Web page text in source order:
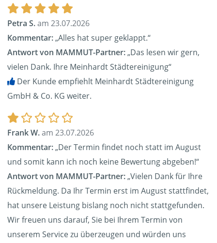
Petra S.am 23.07.2026
Kommentar:„Alles hat super geklappt.“
Antwort von MAMMUT-Partner:„Das lesen wir gern,
vielen Dank. Ihre Meinhardt Städtereinigung“
Der Kunde empfiehlt Meinhardt Städtereinigung
GmbH & Co. KG weiter.
Frank W.am 23.07.2026
Kommentar:„Der Termin findet noch statt im August
und somit kann ich noch keine Bewertung abgeben!“
Antwort von MAMMUT-Partner:„Vielen Dank für Ihre
Rückmeldung. Da Ihr Termin erst im August stattfindet,
hat unsere Leistung bislang noch nicht stattgefunden.
Wir freuen uns darauf, Sie bei Ihrem Termin von
unserem Service zu überzeugen und würden uns